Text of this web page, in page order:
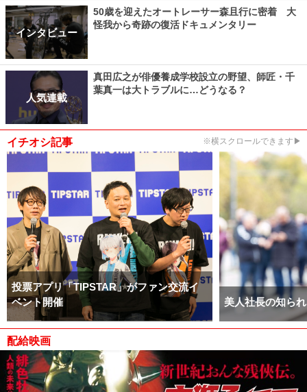
インタビュー
50歳を迎えたオートレーサー森且行に密着 大
怪我から奇跡の復活ドキュメンタリー
人気連載
真田広之が俳優養成学校設立の野望、師匠・千
葉真一は大トラブルに…どうなる？
イチオシ記事 ※横スクロールできます▶
投票アプリ「TIPSTAR」がファン交流イ
ベント開催
美人社長の知ら
配給映画